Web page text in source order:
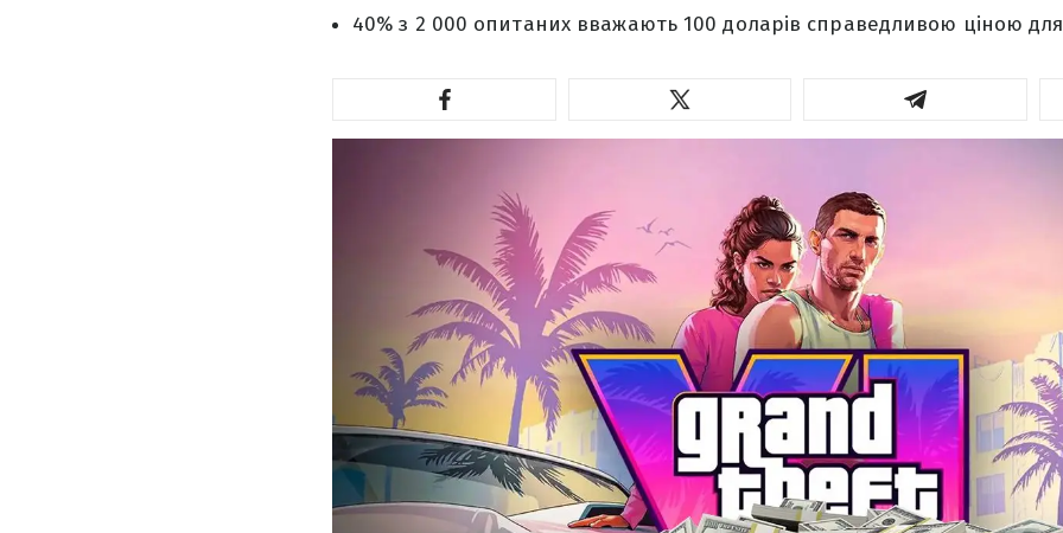
40% з 2 000 опитаних вважають 100 доларів справедливою ціною